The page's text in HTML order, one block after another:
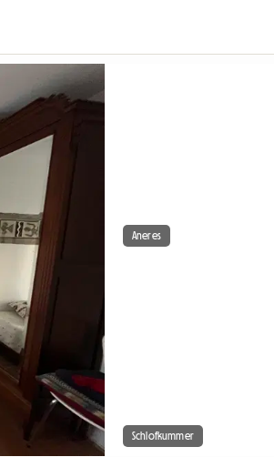
Aneres
Schlofkummer